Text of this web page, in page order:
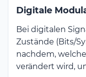
Digitale
Bei digitalen
Zustände (Bits/
nachdem,
verändert wird,